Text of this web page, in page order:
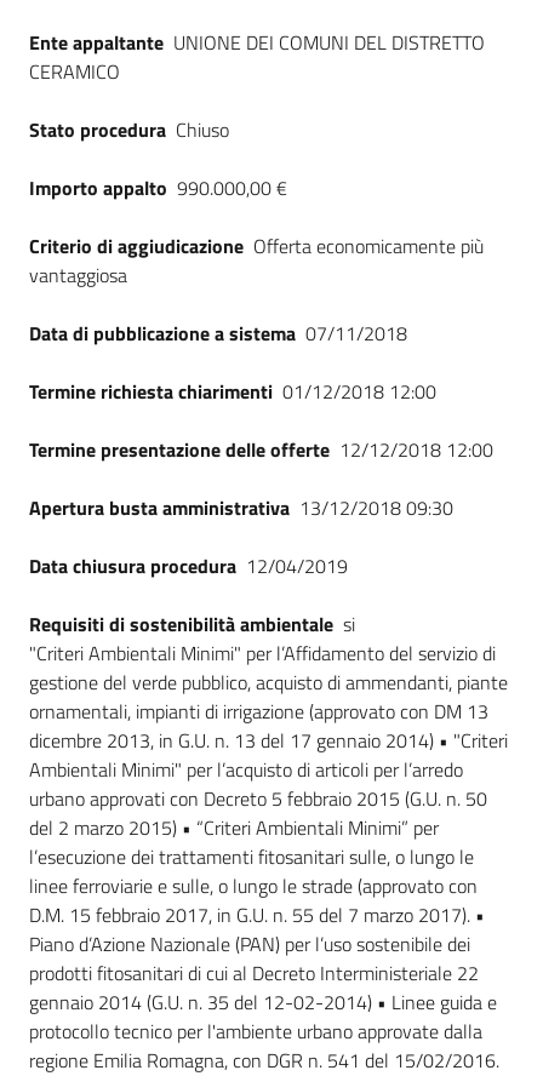
Ente appaltante UNIONE DEI COMUNI DEL DISTRETTO
CERAMICO
Stato procedura Chiuso
Importo appalto 990.000,00 €
Criterio di aggiudicazione Offerta economicamente più
vantaggiosa
Data di pubblicazione a sistema 07/11/2018
Termine richiesta chiarimenti 01/12/2018 12:00
Termine presentazione delle offerte 12/12/2018 12:00
Apertura busta amministrativa 13/12/2018 09:30
Data chiusura procedura 12/04/2019
Requisiti di sostenibilità ambientale si
"Criteri Ambientali Minimi" per l’Affidamento del servizio di
gestione del verde pubblico, acquisto di ammendanti, piante
ornamentali, impianti di irrigazione (approvato con DM 13
dicembre 2013, in G.U. n. 13 del 17 gennaio 2014) • "Criteri
Ambientali Minimi" per l’acquisto di articoli per l’arredo
urbano approvati con Decreto 5 febbraio 2015 (G.U. n. 50
del 2 marzo 2015) • “Criteri Ambientali Minimi” per
l’esecuzione dei trattamenti fitosanitari sulle, o lungo le
linee ferroviarie e sulle, o lungo le strade (approvato con
D.M. 15 febbraio 2017, in G.U. n. 55 del 7 marzo 2017). •
Piano d’Azione Nazionale (PAN) per l’uso sostenibile dei
prodotti fitosanitari di cui al Decreto Interministeriale 22
gennaio 2014 (G.U. n. 35 del 12-02-2014) • Linee guida e
protocollo tecnico per l'ambiente urbano approvate dalla
regione Emilia Romagna, con DGR n. 541 del 15/02/2016.